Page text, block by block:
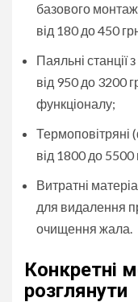
базового
від 180 до 450
Паяльні
від 950 до 3200
функціоналу;
Термоповітряні
від 1800 до 5500
Витратні
для видалення
очищення жала.
Конкретні
розглянути